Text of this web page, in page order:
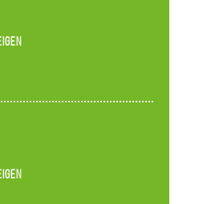
der Stadt Borna
aktuelles
Borna.